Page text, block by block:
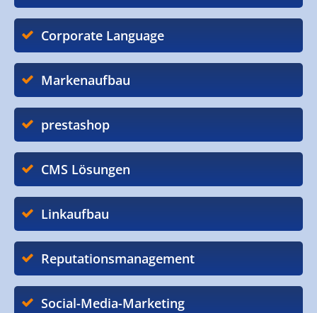
Corporate Language
Markenaufbau
prestashop
CMS Lösungen
Linkaufbau
Reputationsmanagement
Social-Media-Marketing